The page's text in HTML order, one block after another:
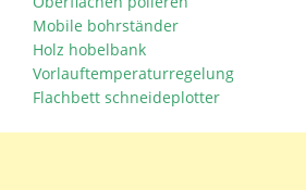
Mobile bohrständer
Holz hobelbank
Vorlauftemperaturregelung
Flachbett schneideplotter